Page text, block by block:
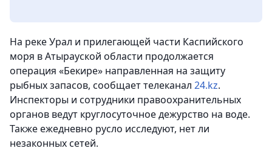
На реке Урал и прилегающей части Каспийского
моря в Атырауской области продолжается
операция «Бекире» направленная на защиту
рыбных запасов, сообщает телеканал 24.kz.
Инспекторы и сотрудники правоохранительных
органов ведут круглосуточное дежурство на воде.
Также ежедневно русло исследуют, нет ли
незаконных сетей.